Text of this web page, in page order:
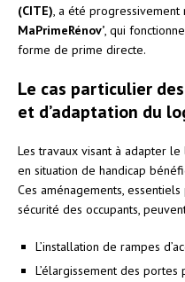
(CITE) , a été
MaPrimeRénov’ , qui
forme de prime directe.
Le cas particulier
et d’adaptation du
Les travaux visant à adapter
en situation de handicap
Ces aménagements,
sécurité des occupants,
L’installation de rampes
L’élargissement des